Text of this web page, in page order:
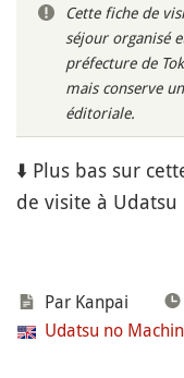
Cette fiche de
séjour organisé
préfecture de
mais conserve
éditoriale.
⬇️ Plus bas sur
de visite à
Par Kanpai
Udatsu no